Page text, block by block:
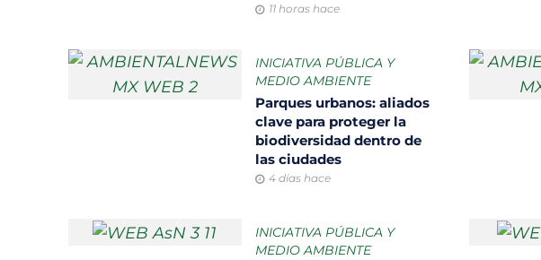
11 horas hace
INICIATIVA PÚBLICA Y
MEDIO AMBIENTE
Parques urbanos: aliados
clave para proteger la
biodiversidad dentro de
las ciudades
4 días hace
INICIATIVA PÚBLICA Y
MEDIO AMBIENTE